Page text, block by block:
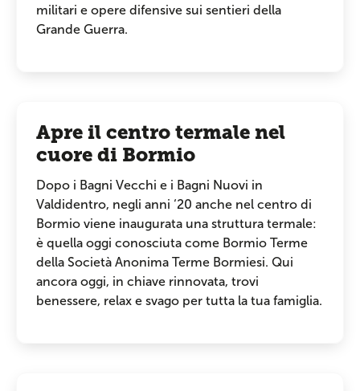
militari e opere difensive sui sentieri della
Grande Guerra.
Apre il centro termale nel
cuore di Bormio
Dopo i Bagni Vecchi e i Bagni Nuovi in
Valdidentro, negli anni ‘20 anche nel centro di
Bormio viene inaugurata una struttura termale:
è quella oggi conosciuta come Bormio Terme
della Società Anonima Terme Bormiesi. Qui
ancora oggi, in chiave rinnovata, trovi
benessere, relax e svago per tutta la tua famiglia.